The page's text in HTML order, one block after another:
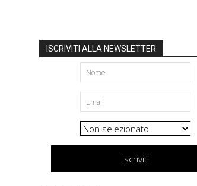
ISCRIVITI ALLA NEWSLETTER
Iscriviti